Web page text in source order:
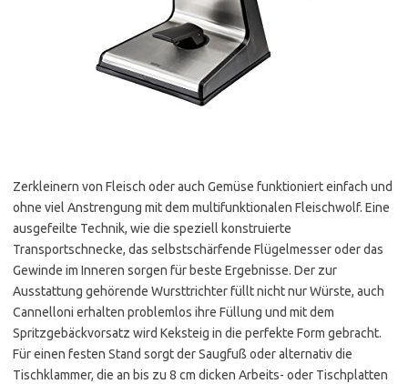
Zerkleinern von Fleisch oder auch Gemüse funktioniert einfach und
ohne viel Anstrengung mit dem multifunktionalen Fleischwolf. Eine
ausgefeilte Technik, wie die speziell konstruierte
Transportschnecke, das selbstschärfende Flügelmesser oder das
Gewinde im Inneren sorgen für beste Ergebnisse. Der zur
Ausstattung gehörende Wursttrichter füllt nicht nur Würste, auch
Cannelloni erhalten problemlos ihre Füllung und mit dem
Spritzgebäckvorsatz wird Keksteig in die perfekte Form gebracht.
Für einen festen Stand sorgt der Saugfuß oder alternativ die
Tischklammer, die an bis zu 8 cm dicken Arbeits- oder Tischplatten